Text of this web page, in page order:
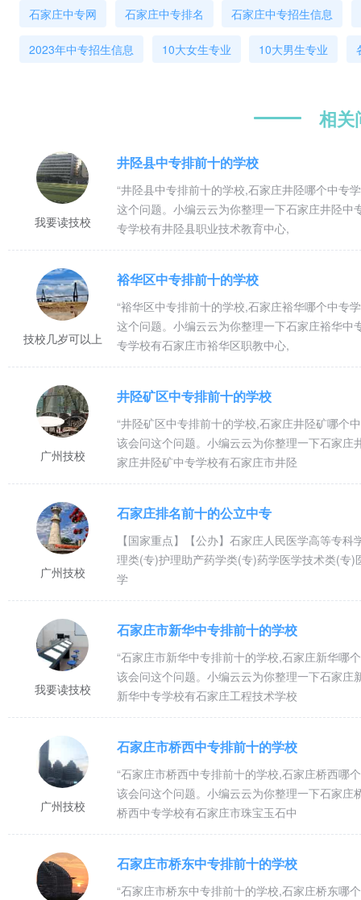
石家庄中专网 石家庄中专排名 石家庄中专招生信息
2023年中专招生信息 10大女生专业 10大男生专业
相关
我要读技校
井陉县中专排前十的学校
“井陉县中专排前十的学校,石家庄井陉哪个中专
这个问题。小编云云为你整理一下石家庄井陉
专学校有井陉县职业技术教育中心,
技校几岁可以上
裕华区中专排前十的学校
“裕华区中专排前十的学校,石家庄裕华哪个中专
这个问题。小编云云为你整理一下石家庄裕华
专学校有石家庄市裕华区职教中心,
广州技校
井陉矿区中专排前十的学校
“井陉矿区中专排前十的学校,石家庄井陉矿哪个
该会问这个问题。小编云云为你整理一下石家
家庄井陉矿中专学校有石家庄市井陉
广州技校
石家庄排名前十的公立中专
【国家重点】【公办】石家庄人民医学高等专
理类(专)护理助产药学类(专)药学医学技术类(专
学
我要读技校
石家庄市新华中专排前十的学校
“石家庄市新华中专排前十的学校,石家庄新华哪
该会问这个问题。小编云云为你整理一下石家
新华中专学校有石家庄工程技术学校
广州技校
石家庄市桥西中专排前十的学校
“石家庄市桥西中专排前十的学校,石家庄桥西哪
该会问这个问题。小编云云为你整理一下石家
桥西中专学校有石家庄市珠宝玉石中
石家庄市桥东中专排前十的学校
“石家庄市桥东中专排前十的学校,石家庄桥东哪